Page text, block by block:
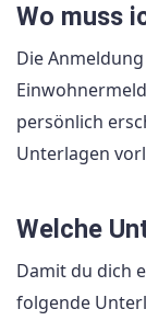
Wo muss
Die
persönlich
Unterlagen
Welche
Damit du dich
folgende